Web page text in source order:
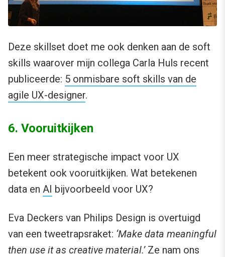
Deze skillset doet me ook denken aan de soft
skills waarover mijn collega Carla Huls recent
publiceerde: 5 onmisbare soft skills van de
agile UX-designer.
6. Vooruitkijken
Een meer strategische impact voor UX
betekent ook vooruitkijken. Wat betekenen
data en AI bijvoorbeeld voor UX?
Eva Deckers van Philips Design is overtuigd
van een tweetrapsraket: ‘Make data meaningful
then use it as creative material.’Ze nam ons